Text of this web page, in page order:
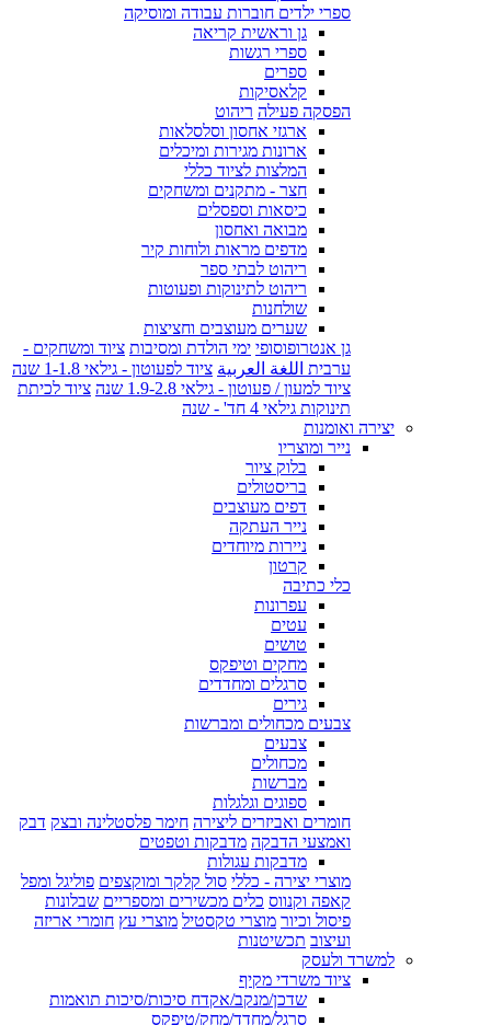
ספרי ילדים חוברות עבודה ומוסיקה
גן וראשית קריאה
ספרי רגשות
ספרים
קלאסיקות
הפסקה פעילה ריהוט
ארגזי אחסון וסלסלאות
ארונות מגירות ומיכלים
המלצות לציוד כללי
חצר - מתקנים ומשחקים
כיסאות וספסלים
מבואה ואחסון
מדפים מראות ולוחות קיר
ריהוט לבתי ספר
ריהוט לתינוקות ופעוטות
שולחנות
שערים מעוצבים וחציצות
גן אנטרופוסופי ימי הולדת ומסיבות ציוד ומשחקים -
ערבית اللغة العربية ציוד לפעוטון - גילאי 1-1.8 שנה
ציוד למעון / פעוטון - גילאי 1.9-2.8 שנה
ציוד לכיתת
תינוקות גילאי 4 חד' - שנה
יצירה ואומנות
נייר ומוצריו
בלוק ציור
בריסטולים
דפים מעוצבים
נייר העתקה
ניירות מיוחדים
קרטון
כלי כתיבה
עפרונות
עטים
טושים
מחקים וטיפקס
סרגלים ומחדדים
גירים
צבעים מכחולים ומברשות
צבעים
מכחולים
מברשות
ספוגים וגלגלות
חומרים ואביזרים ליצירה חימר פלסטלינה ובצק דבק
ואמצעי הדבקה מדבקות וטפטים
מדבקות עגולות
מוצרי יצירה - כללי סול קלקר ומוקצפים פוליגל ומפל
קאפה וקנווס כלים מכשירים ומספריים שבלונות
פיסול וכיור מוצרי טקסטיל מוצרי עץ חומרי אריזה
ועיצוב תכשיטנות
למשרד ולעסק
ציוד משרדי מקיף
שדכן/מנקב/אקדח סיכות/סיכות תואמות
סרגל/מחדד/מחק/טיפקס